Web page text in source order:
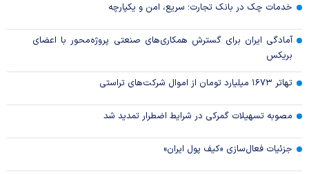
خدمات چک در بانک تجارت؛ سریع، امن و یکپارچه
آمادگی ایران برای گسترش همکاری‌های صنعتی پروژه‌محور با اعضای
بریکس
تهاتر ۱۶۷۳ میلیارد تومان از اموال شرکت‌های تراستی
مصوبه تسهیلات گمرکی در شرایط اضطرار تمدید شد
جزئیات فعال‌سازی «کیف پول ایران»